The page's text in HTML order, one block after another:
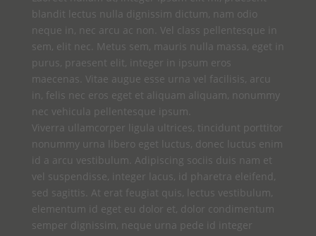
blandit lectus nulla dignissim dictum, nam odio
neque in, nec arcu ac non. Vel class pellentesque in
sem, elit nec. Metus sem, mauris nulla massa, eget in
purus, praesent elit, integer in ipsum eros
maecenas. Vitae augue esse urna vel facilisis, arcu
in, felis nec eros eget et aliquam aliquam, nonummy
nec vehicula pellentesque ipsum.
Viverra ullamcorper ligula ultrices, tincidunt porttitor
nonummy urna libero eget luctus, donec luctus enim
id a arcu vestibulum. Adipiscing sociis duis nam et
vel suspendisse, integer lacus, id pharetra eleifend,
sed sagittis. At erat feugiat quis, lectus vestibulum,
elementum id eget eu dolor et, dolor condimentum
semper dignissim, neque urna pede id integer